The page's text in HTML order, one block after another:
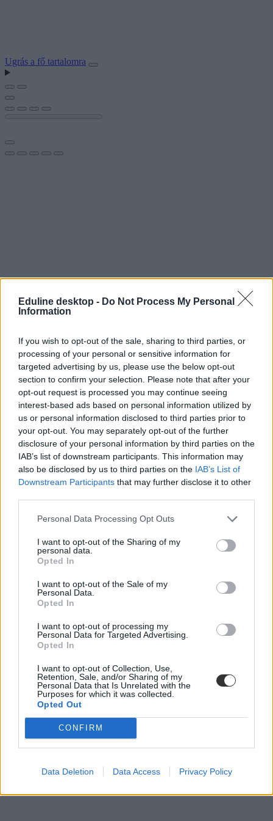
Eduline desktop - Do Not Process My Personal
Information
If you wish to opt-out of the sale, sharing to third parties, or
processing of your personal or sensitive information for
targeted advertising by us, please use the below opt-out
section to confirm your selection. Please note that after your
opt-out request is processed you may continue seeing
interest-based ads based on personal information utilized by
us or personal information disclosed to third parties prior to
your opt-out. You may separately opt-out of the further
disclosure of your personal information by third parties on the
IAB’s list of downstream participants. This information may
also be disclosed by us to third parties on the IAB’s List of
Downstream Participants that may further disclose it to other
Personal Data Processing Opt Outs
I want to opt-out of the Sharing of my
personal data.
Opted In
I want to opt-out of the Sale of my
Personal Data.
Opted In
I want to opt-out of processing my
Personal Data for Targeted Advertising.
Opted In
I want to opt-out of Collection, Use,
Retention, Sale, and/or Sharing of my
Personal Data that Is Unrelated with the
Purposes for which it was collected.
Opted Out
CONFIRM
Data Deletion Data Access Privacy Policy
Ugrás a fő tartalomra
#mini bölcsőde
Bölcsőde ürügyén villa épülhetett 220 millió forint
állami támogatásból Hadházy Ákos szerint
Arra, hogy az állami támogatásokat valójában egy luxusvilla
építésére használhatták fel, Hadházy bizonyítékokat is talált.
Székács Linda
településen
Hatvankilenc önkormányzat kap összesen 656 millió forintos
költségvetési támogatást, amelyből mini bölcsődei férőhelyeket
alakíthatnak ki - közölte Berczik Ábel, a Nemzetgazdasági
Minisztérium kincstárért felelős helyettes államtitkára.
Közoktatás